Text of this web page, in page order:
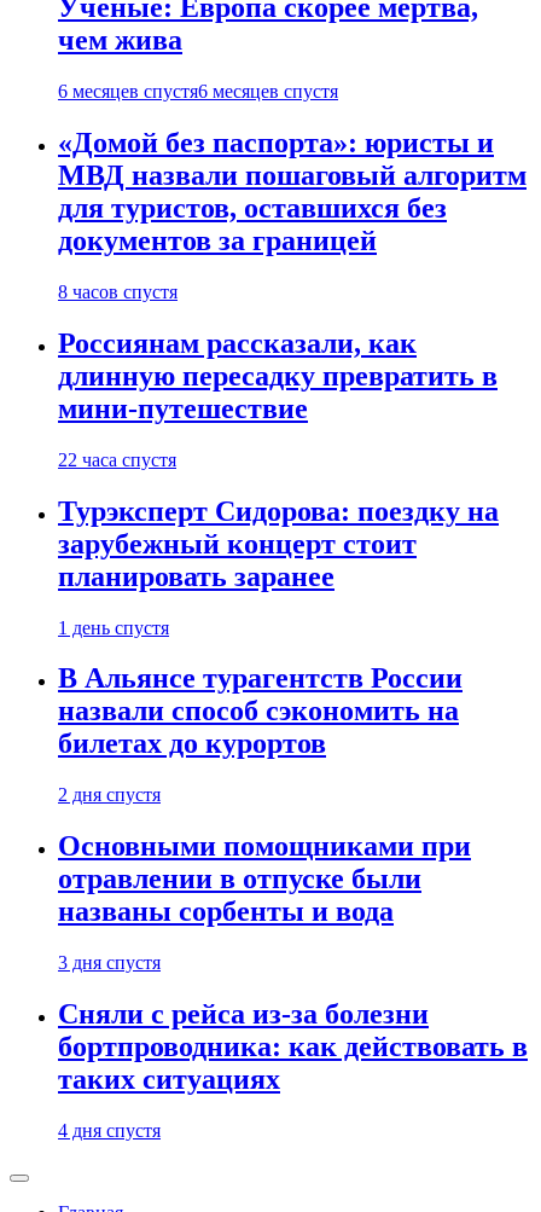
Ученые: Европа скорее мертва,
чем жива
6 месяцев спустя6 месяцев спустя
«Домой без паспорта»: юристы и
МВД назвали пошаговый алгоритм
для туристов, оставшихся без
документов за границей
8 часов спустя
Россиянам рассказали, как
длинную пересадку превратить в
мини-путешествие
22 часа спустя
Турэксперт Сидорова: поездку на
зарубежный концерт стоит
планировать заранее
1 день спустя
В Альянсе турагентств России
назвали способ сэкономить на
билетах до курортов
2 дня спустя
Основными помощниками при
отравлении в отпуске были
названы сорбенты и вода
3 дня спустя
Сняли с рейса из-за болезни
бортпроводника: как действовать в
таких ситуациях
4 дня спустя